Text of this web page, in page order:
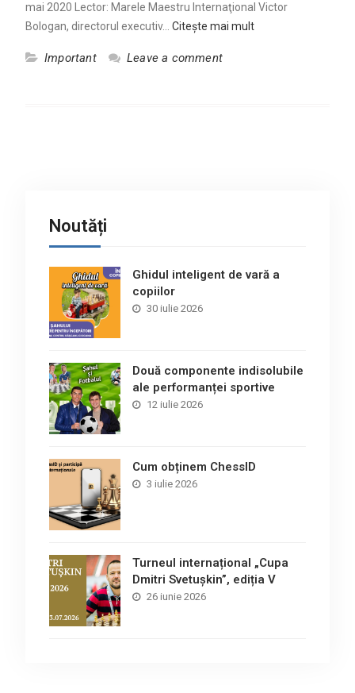
mai 2020 Lector: Marele Maestru Internaţional Victor
Bologan, directorul executiv… Citește mai mult
Important Leave a comment
Noutăți
Ghidul inteligent de vară a
copiilor
30 iulie 2026
Două componente indisolubile
ale performanței sportive
12 iulie 2026
Cum obținem ChessID
3 iulie 2026
Turneul internațional „Cupa
Dmitri Svetușkin”, ediția V
26 iunie 2026